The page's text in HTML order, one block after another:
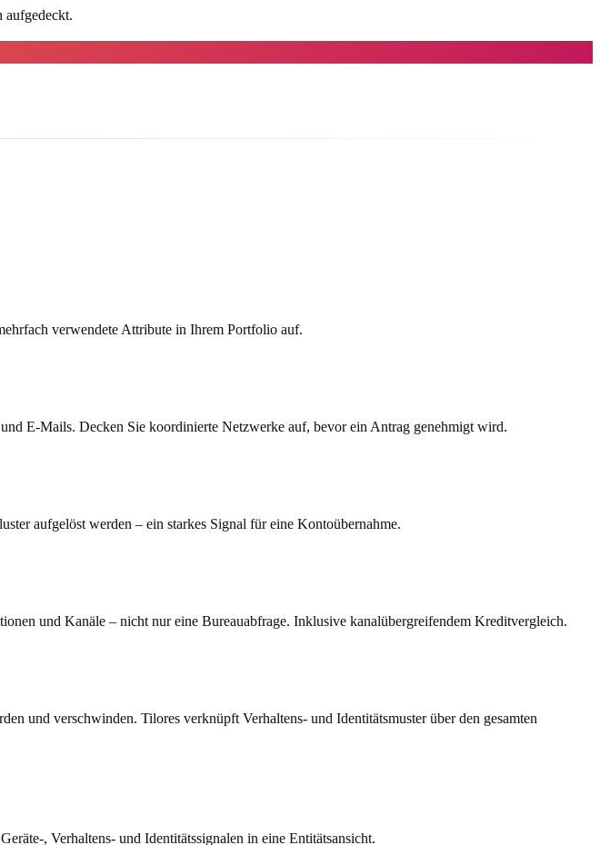
aufgedeckt.
verwendete Attribute in Ihrem Portfolio auf.
E-Mails. Decken Sie koordinierte Netzwerke auf, bevor ein Antrag genehmigt wird.
aufgelöst werden – ein starkes Signal für eine Kontoübernahme.
und Kanäle – nicht nur eine Bureauabfrage. Inklusive kanalübergreifendem Kreditvergleich.
und verschwinden. Tilores verknüpft Verhaltens- und Identitätsmuster über den gesamten
, Verhaltens- und Identitätssignalen in eine Entitätsansicht.